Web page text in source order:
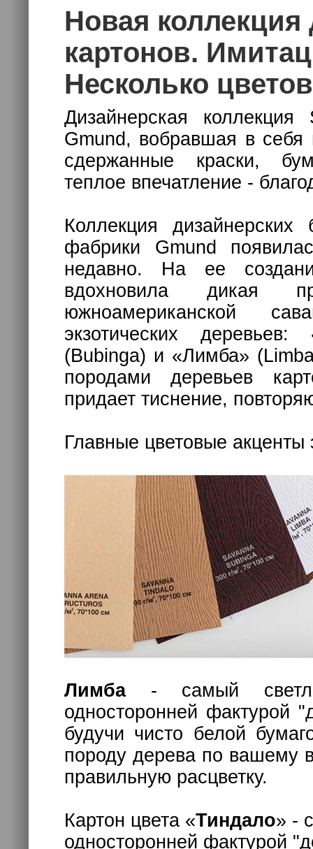
Новая коллекция
картонов.
Несколько
Дизайнерская
Gmund, вобравшая в
сдержанные краски,
теплое впечатление -
Коллекция
фабрики Gmund
недавно. На ее
вдохновила дикая
южноамериканской
экзотических
(Bubinga) и «Лимба»
породами деревьев
придает тиснение,
Главные цветовые акценты
Лимба- самый
односторонней фактурой
будучи чисто белой
породу дерева по вашему
правильную расцветку.
Картон цвета «Тиндало» -
односторонней фактурой